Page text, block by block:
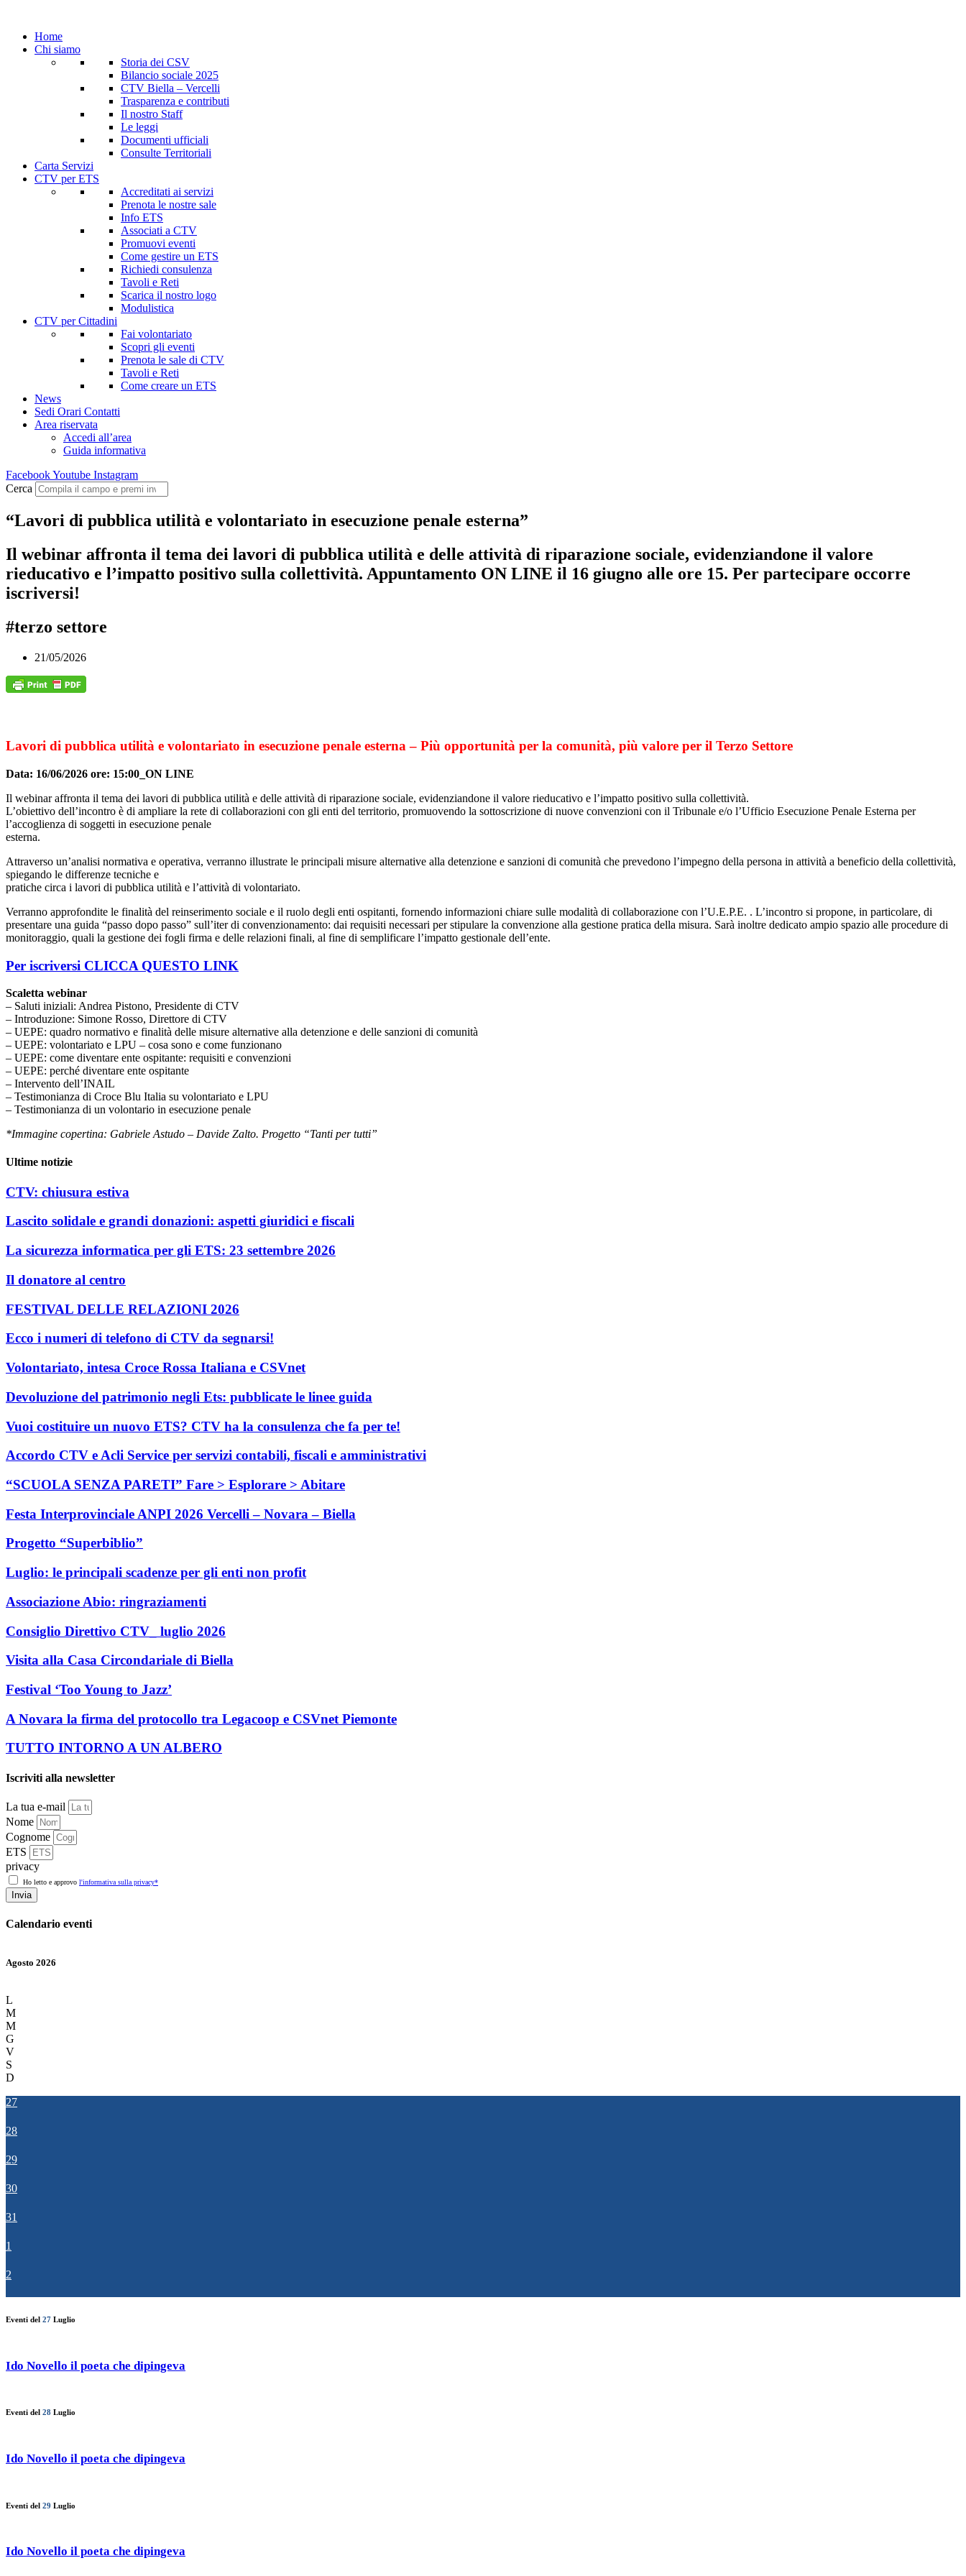
Home
Chi siamo
Storia dei CSV
Bilancio sociale 2025
CTV Biella – Vercelli
Trasparenza e contributi
Il nostro Staff
Le leggi
Documenti ufficiali
Consulte Territoriali
Carta Servizi
CTV per ETS
Accreditati ai servizi
Prenota le nostre sale
Info ETS
Associati a CTV
Promuovi eventi
Come gestire un ETS
Richiedi consulenza
Tavoli e Reti
Scarica il nostro logo
Modulistica
CTV per Cittadini
Fai volontariato
Scopri gli eventi
Prenota le sale di CTV
Tavoli e Reti
Come creare un ETS
News
Sedi Orari Contatti
Area riservata
Accedi all’area
Guida informativa
FacebookYoutube Instagram
Cerca
“Lavori di pubblica utilità e volontariato in esecuzione penale esterna”
Il webinar affronta il tema dei lavori di pubblica utilità e delle attività di riparazione sociale, evidenziandone il valore
rieducativo e l’impatto positivo sulla collettività. Appuntamento ON LINE il 16 giugno alle ore 15. Per partecipare occorre
iscriversi!
#terzo settore
21/05/2026
Lavori di pubblica utilità e volontariato in esecuzione penale esterna – Più opportunità per la comunità, più valore per il Terzo Settore
Data: 16/06/2026 ore: 15:00_ON LINE
Il webinar affronta il tema dei lavori di pubblica utilità e delle attività di riparazione sociale, evidenziandone il valore rieducativo e l’impatto positivo sulla collettività.
L’obiettivo dell’incontro è di ampliare la rete di collaborazioni con gli enti del territorio, promuovendo la sottoscrizione di nuove convenzioni con il Tribunale e/o l’Ufficio Esecuzione Penale Esterna per
l’accoglienza di soggetti in esecuzione penale
esterna.
Attraverso un’analisi normativa e operativa, verranno illustrate le principali misure alternative alla detenzione e sanzioni di comunità che prevedono l’impegno della persona in attività a beneficio della collettività,
spiegando le differenze tecniche e
pratiche circa i lavori di pubblica utilità e l’attività di volontariato.
Verranno approfondite le finalità del reinserimento sociale e il ruolo degli enti ospitanti, fornendo informazioni chiare sulle modalità di collaborazione con l’U.E.P.E. . L’incontro si propone, in particolare, di
presentare una guida “passo dopo passo” sull’iter di convenzionamento: dai requisiti necessari per stipulare la convenzione alla gestione pratica della misura. Sarà inoltre dedicato ampio spazio alle procedure di
monitoraggio, quali la gestione dei fogli firma e delle relazioni finali, al fine di semplificare l’impatto gestionale dell’ente.
Per iscriversi CLICCA QUESTO LINK
Scaletta webinar
– Saluti iniziali: Andrea Pistono, Presidente di CTV
– Introduzione: Simone Rosso, Direttore di CTV
– UEPE: quadro normativo e finalità delle misure alternative alla detenzione e delle sanzioni di comunità
– UEPE: volontariato e LPU – cosa sono e come funzionano
– UEPE: come diventare ente ospitante: requisiti e convenzioni
– UEPE: perché diventare ente ospitante
– Intervento dell’INAIL
– Testimonianza di Croce Blu Italia su volontariato e LPU
– Testimonianza di un volontario in esecuzione penale
*Immagine copertina: Gabriele Astudo – Davide Zalto. Progetto “Tanti per tutti”
Ultime notizie
CTV: chiusura estiva
Lascito solidale e grandi donazioni: aspetti giuridici e fiscali
La sicurezza informatica per gli ETS: 23 settembre 2026
Il donatore al centro
FESTIVAL DELLE RELAZIONI 2026
Ecco i numeri di telefono di CTV da segnarsi!
Volontariato, intesa Croce Rossa Italiana e CSVnet
Devoluzione del patrimonio negli Ets: pubblicate le linee guida
Vuoi costituire un nuovo ETS? CTV ha la consulenza che fa per te!
Accordo CTV e Acli Service per servizi contabili, fiscali e amministrativi
“SCUOLA SENZA PARETI” Fare > Esplorare > Abitare
Festa Interprovinciale ANPI 2026 Vercelli – Novara – Biella
Progetto “Superbiblio”
Luglio: le principali scadenze per gli enti non profit
Associazione Abio: ringraziamenti
Consiglio Direttivo CTV_ luglio 2026
Visita alla Casa Circondariale di Biella
Festival ‘Too Young to Jazz’
A Novara la firma del protocollo tra Legacoop e CSVnet Piemonte
TUTTO INTORNO A UN ALBERO
Iscriviti alla newsletter
La tua e-mail
Nome
Cognome
ETS
privacy
Ho letto e approvo l'informativa sulla privacy*
Invia
Calendario eventi
Agosto 2026
L
M
M
G
V
S
D
27
28
29
30
31
1
2
Eventi del 27 Luglio
Ido Novello il poeta che dipingeva
Eventi del 28 Luglio
Ido Novello il poeta che dipingeva
Eventi del 29 Luglio
Ido Novello il poeta che dipingeva